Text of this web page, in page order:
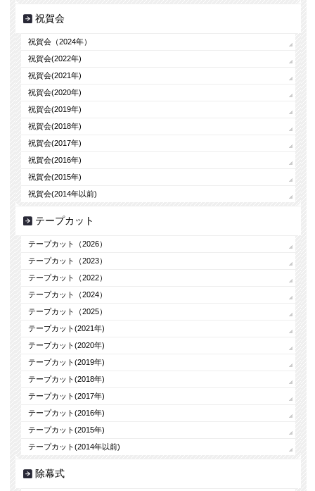
祝賀会
祝賀会（2024年）
祝賀会(2022年)
祝賀会(2021年)
祝賀会(2020年)
祝賀会(2019年)
祝賀会(2018年)
祝賀会(2017年)
祝賀会(2016年)
祝賀会(2015年)
祝賀会(2014年以前)
テープカット
テープカット（2026）
テープカット（2023）
テープカット（2022）
テープカット（2024）
テープカット（2025）
テープカット(2021年)
テープカット(2020年)
テープカット(2019年)
テープカット(2018年)
テープカット(2017年)
テープカット(2016年)
テープカット(2015年)
テープカット(2014年以前)
除幕式